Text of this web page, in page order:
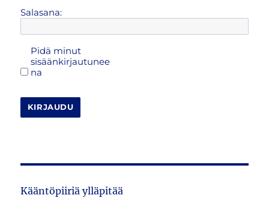
Salasana:
Pidä minut
sisäänkirjautunee
na
KIRJAUDU
Kääntöpiiriä ylläpitää